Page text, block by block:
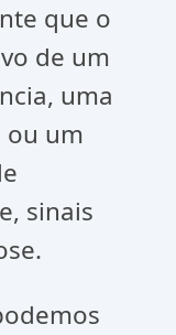
que o
de um
uma
ou um
sinais